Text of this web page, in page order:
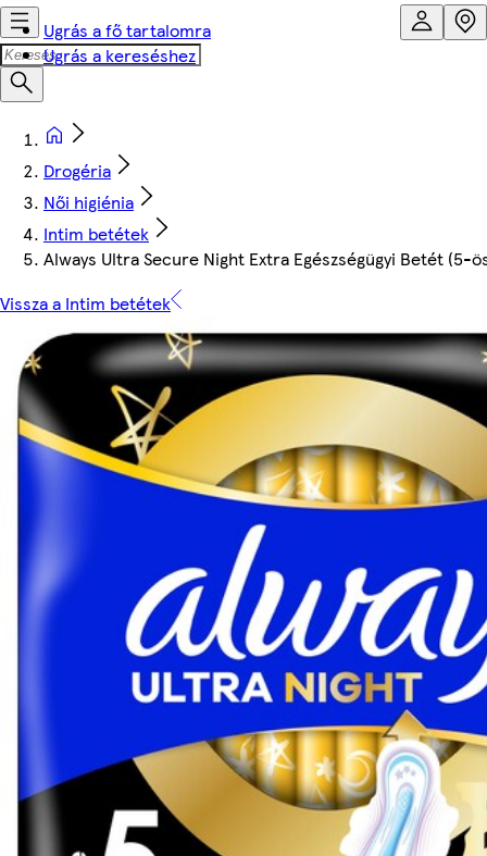
Ugrás a fő tartalomra
Ugrás a kereséshez
Drogéria
Női higiénia
Intim betétek
Always Ultra Secure Night Extra Egészségügyi Betét (5-
Vissza a Intim betétek